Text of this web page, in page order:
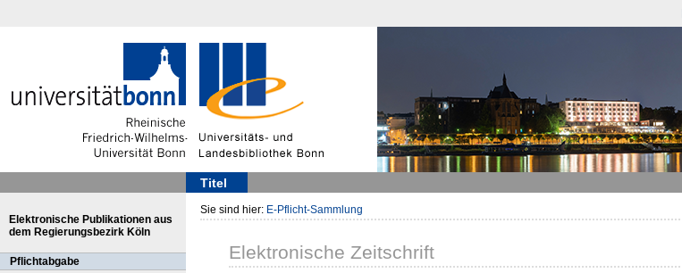
Titel
Elektronische Publikationen aus
dem Regierungsbezirk Köln
Pflichtabgabe
Sie sind hier: E-Pflicht-Sammlung
Elektronische Zeitschrift